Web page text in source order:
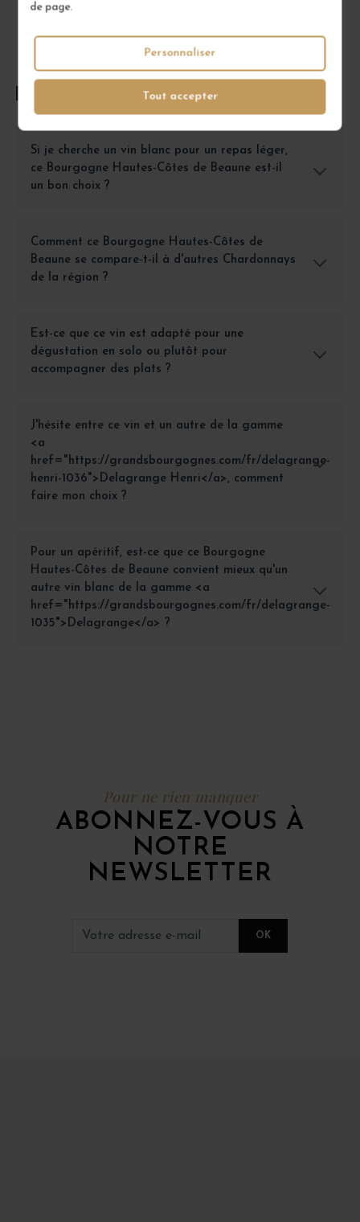
de page.
Tout accepter
Personnaliser
FOIRE AUX QUESTIONS
Si je cherche un vin blanc pour un repas léger,
ce Bourgogne Hautes-Côtes de Beaune est-il
un bon choix ?
Comment ce Bourgogne Hautes-Côtes de
Beaune se compare-t-il à d'autres Chardonnays
de la région ?
Est-ce que ce vin est adapté pour une
dégustation en solo ou plutôt pour
accompagner des plats ?
J'hésite entre ce vin et un autre de la gamme
<a
href="https://grandsbourgognes.com/fr/delagrange-
henri-1036">Delagrange Henri</a>, comment
faire mon choix ?
Pour un apéritif, est-ce que ce Bourgogne
Hautes-Côtes de Beaune convient mieux qu'un
autre vin blanc de la gamme <a
href="https://grandsbourgognes.com/fr/delagrange-
1035">Delagrange</a> ?
Pour ne rien manquer
ABONNEZ-VOUS À
NOTRE
NEWSLETTER